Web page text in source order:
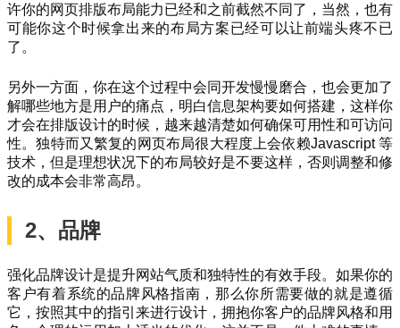
许你的网页排版布局能力已经和之前截然不同了，当然，也有
可能你这个时候拿出来的布局方案已经可以让前端头疼不已
了。
另外一方面，你在这个过程中会同开发慢慢磨合，也会更加了
解哪些地方是用户的痛点，明白信息架构要如何搭建，这样你
才会在排版设计的时候，越来越清楚如何确保可用性和可访问
性。独特而又繁复的网页布局很大程度上会依赖Javascript 等
技术，但是理想状况下的布局较好是不要这样，否则调整和修
改的成本会非常高昂。
2、品牌
强化品牌设计是提升网站气质和独特性的有效手段。如果你的
客户有着系统的品牌风格指南，那么你所需要做的就是遵循
它，按照其中的指引来进行设计，拥抱你客户的品牌风格和用